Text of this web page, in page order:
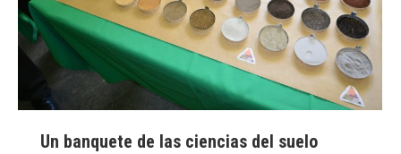
Un banquete de las ciencias del suelo